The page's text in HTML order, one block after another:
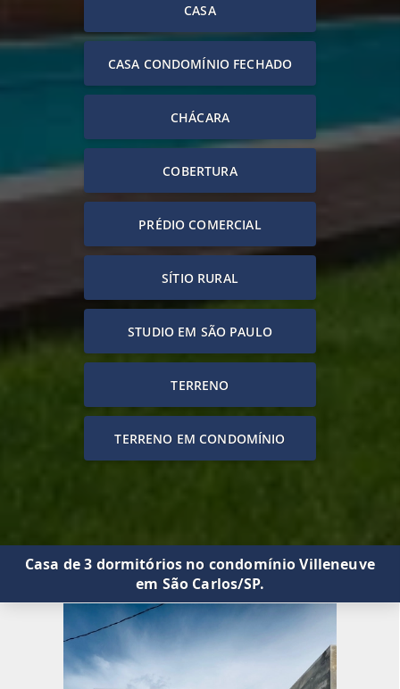
CASA
CASA CONDOMÍNIO FECHADO
CHÁCARA
COBERTURA
PRÉDIO COMERCIAL
SÍTIO RURAL
STUDIO EM SÃO PAULO
TERRENO
TERRENO EM CONDOMÍNIO
Casa de 3 dormitórios no condomínio Villeneuve
em São Carlos/SP.